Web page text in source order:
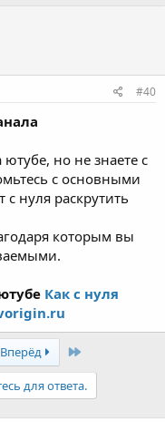
#40
но не знаете с
с основными
нуля раскрутить
которым вы
Как с нуля
Вперёд Last
для ответа.